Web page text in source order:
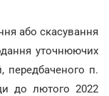
або скасування
уточнюючих
передбаченого п.
до лютого 2022